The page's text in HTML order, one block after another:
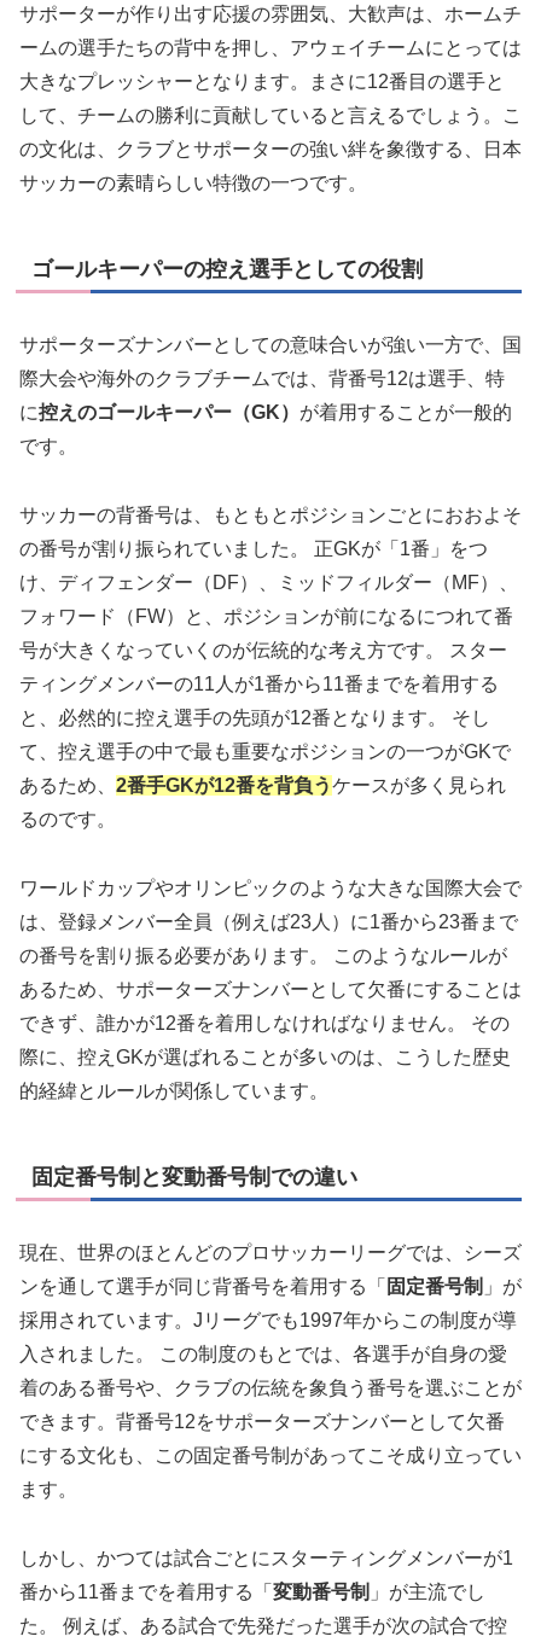
サポーターが作り出す応援の雰囲気、大歓声は、ホームチ
ームの選手たちの背中を押し、アウェイチームにとっては
大きなプレッシャーとなります。まさに12番目の選手と
して、チームの勝利に貢献していると言えるでしょう。こ
の文化は、クラブとサポーターの強い絆を象徴する、日本
サッカーの素晴らしい特徴の一つです。
ゴールキーパーの控え選手としての役割
サポーターズナンバーとしての意味合いが強い一方で、国
際大会や海外のクラブチームでは、背番号12は選手、特
に控えのゴールキーパー（GK） が着用することが一般的
です。
サッカーの背番号は、もともとポジションごとにおおよそ
の番号が割り振られていました。 正GKが「1番」をつ
け、ディフェンダー（DF）、ミッドフィルダー（MF）、
フォワード（FW）と、ポジションが前になるにつれて番
号が大きくなっていくのが伝統的な考え方です。 スター
ティングメンバーの11人が1番から11番までを着用する
と、必然的に控え選手の先頭が12番となります。 そし
て、控え選手の中で最も重要なポジションの一つがGKで
あるため、 2番手GKが12番を背負うケースが多く見られ
るのです。
ワールドカップやオリンピックのような大きな国際大会で
は、登録メンバー全員（例えば23人）に1番から23番まで
の番号を割り振る必要があります。 このようなルールが
あるため、サポーターズナンバーとして欠番にすることは
できず、誰かが12番を着用しなければなりません。 その
際に、控えGKが選ばれることが多いのは、こうした歴史
的経緯とルールが関係しています。
固定番号制と変動番号制での違い
現在、世界のほとんどのプロサッカーリーグでは、シーズ
ンを通して選手が同じ背番号を着用する「 固定番号制 」が
採用されています。Jリーグでも1997年からこの制度が導
入されました。 この制度のもとでは、各選手が自身の愛
着のある番号や、クラブの伝統を象負う番号を選ぶことが
できます。背番号12をサポーターズナンバーとして欠番
にする文化も、この固定番号制があってこそ成り立ってい
ます。
しかし、かつては試合ごとにスターティングメンバーが1
番から11番までを着用する「 変動番号制 」が主流でし
た。 例えば、ある試合で先発だった選手が次の試合で控